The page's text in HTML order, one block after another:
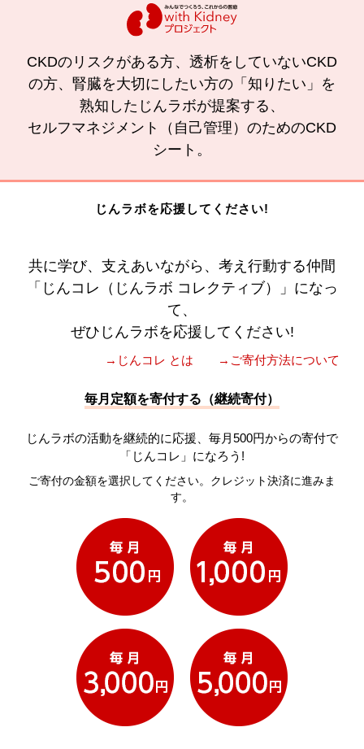
CKDのリスクがある方、透析をしていないCKD
の方、腎臓を大切にしたい方の「知りたい」を
熟知したじんラボが提案する、
セルフマネジメント（自己管理）のためのCKD
シート。
じんラボを応援してください!
共に学び、支えあいながら、考え行動する仲間
「じんコレ（じんラボ コレクティブ）」になっ
て、
ぜひじんラボを応援してください!
→じんコレ とは →ご寄付方法について
毎月定額を寄付する（継続寄付）
じんラボの活動を継続的に応援、毎月500円からの寄付で
「じんコレ」になろう!
ご寄付の金額を選択してください。クレジット決済に進みま
す。